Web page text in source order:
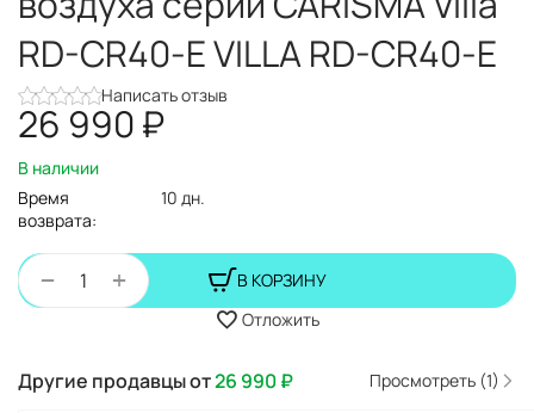
RD-CR40-E VILLA RD-CR40-E
Написать отзыв
26 990₽
В наличии
Время
возврата:
10 дн.
+
−
В КОРЗИНУ
Отложить
Другие продавцы от26 990₽ Просмотреть (1)